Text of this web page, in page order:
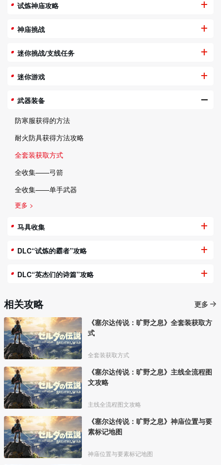
试炼神庙攻略
神庙挑战
迷你挑战/支线任务
迷你游戏
武器装备
防寒服获得的方法
耐火防具获得方法攻略
全套装获取方式
全收集——弓箭
全收集——单手武器
更多 >
马具收集
DLC“试炼的霸者”攻略
DLC“英杰们的诗篇”攻略
相关攻略
更多
《塞尔达传说：旷野之息》全套装获取方
式
全套装获取方式
《塞尔达传说：旷野之息》主线全流程图
文攻略
主线全流程图文攻略
《塞尔达传说：旷野之息》神庙位置与要
素标记地图
神庙位置与要素标记地图